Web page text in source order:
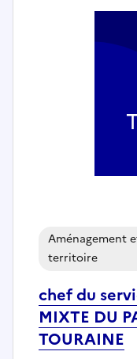
chef du
MIXTE DU
TOURAINE
Aménagement
territoire